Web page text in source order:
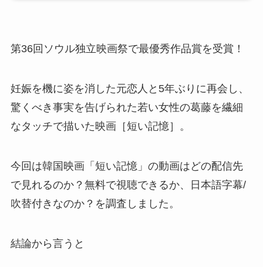
第36回ソウル独立映画祭で最優秀作品賞を受賞！
妊娠を機に姿を消した元恋人と5年ぶりに再会し、
驚くべき事実を告げられた若い女性の葛藤を繊細
なタッチで描いた映画［短い記憶］。
今回は韓国映画「短い記憶」の動画はどの配信先
で見れるのか？無料で視聴できるか、日本語字幕/
吹替付きなのか？を調査しました。
結論から言うと